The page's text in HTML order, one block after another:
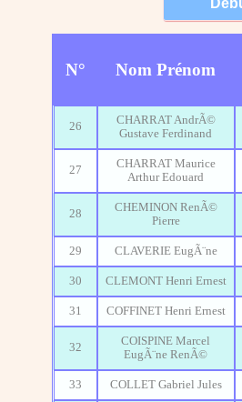
N° Nom Prénom
26
CHARRAT AndrÃ©
Gustave Ferdinand
27
CHARRAT Maurice
Arthur Edouard
28
CHEMINON RenÃ©
Pierre
29 CLAVERIE EugÃ¨ne
30 CLEMONT Henri Ernest
31 COFFINET Henri Ernest
32
COISPINE Marcel
EugÃ¨ne RenÃ©
33 COLLET Gabriel Jules